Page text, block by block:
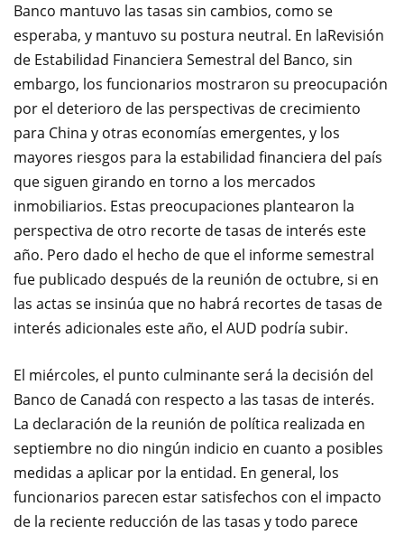
Banco mantuvo las tasas sin cambios, como se
esperaba, y mantuvo su postura neutral. En laRevisión
de Estabilidad Financiera Semestral del Banco, sin
embargo, los funcionarios mostraron su preocupación
por el deterioro de las perspectivas de crecimiento
para China y otras economías emergentes, y los
mayores riesgos para la estabilidad financiera del país
que siguen girando en torno a los mercados
inmobiliarios. Estas preocupaciones plantearon la
perspectiva de otro recorte de tasas de interés este
año. Pero dado el hecho de que el informe semestral
fue publicado después de la reunión de octubre, si en
las actas se insinúa que no habrá recortes de tasas de
interés adicionales este año, el AUD podría subir.
El miércoles, el punto culminanteserá la decisión del
Banco de Canadá con respecto a las tasas de interés.
La declaración de la reunión de política realizada en
septiembre no dio ningún indicio en cuanto a posibles
medidas a aplicar por la entidad. En general, los
funcionarios parecen estar satisfechos con el impacto
de la reciente reducción de las tasas y todo parece